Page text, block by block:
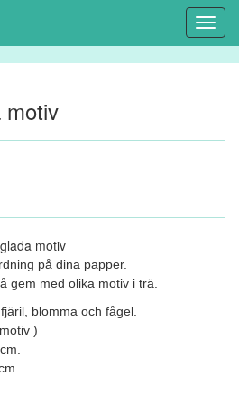
motiv
på dina papper.
gem med olika motiv i trä.
blomma och fågel.
)